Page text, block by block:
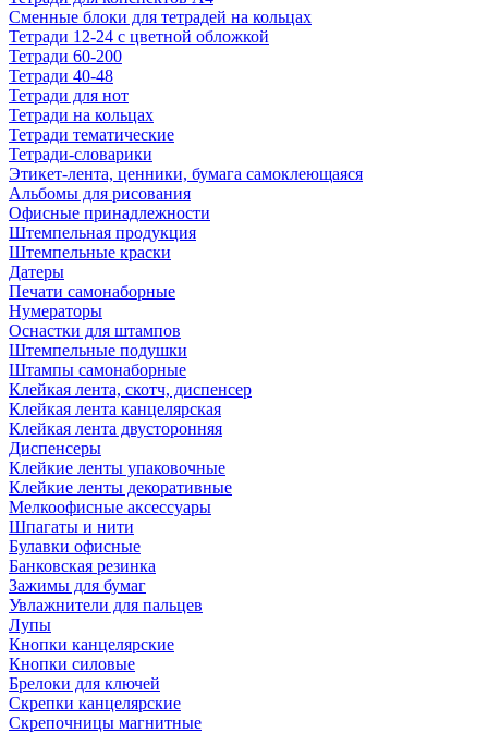
Сменные блоки для тетрадей на кольцах
Тетради 12-24 с цветной обложкой
Тетради 60-200
Тетради 40-48
Тетради для нот
Тетради на кольцах
Тетради тематические
Тетради-словарики
Этикет-лента, ценники, бумага самоклеющаяся
Альбомы для рисования
Офисные принадлежности
Штемпельная продукция
Штемпельные краски
Датеры
Печати самонаборные
Нумераторы
Оснастки для штампов
Штемпельные подушки
Штампы самонаборные
Клейкая лента, скотч, диспенсер
Клейкая лента канцелярская
Клейкая лента двусторонняя
Диспенсеры
Клейкие ленты упаковочные
Клейкие ленты декоративные
Мелкоофисные аксессуары
Шпагаты и нити
Булавки офисные
Банковская резинка
Зажимы для бумаг
Увлажнители для пальцев
Лупы
Кнопки канцелярские
Кнопки силовые
Брелоки для ключей
Скрепки канцелярские
Скрепочницы магнитные